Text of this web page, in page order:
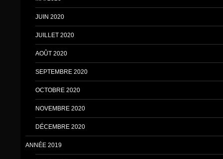
JUIN 2020
JUILLET 2020
AOÛT 2020
SEPTEMBRE 2020
OCTOBRE 2020
NOVEMBRE 2020
DÉCEMBRE 2020
ANNÉE 2019